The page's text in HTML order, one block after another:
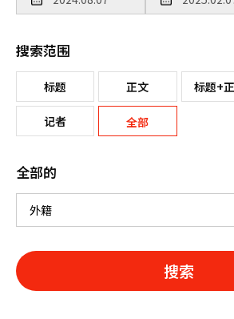
搜索范围
标题 正文 标题+
记者 全部
全部的
搜索